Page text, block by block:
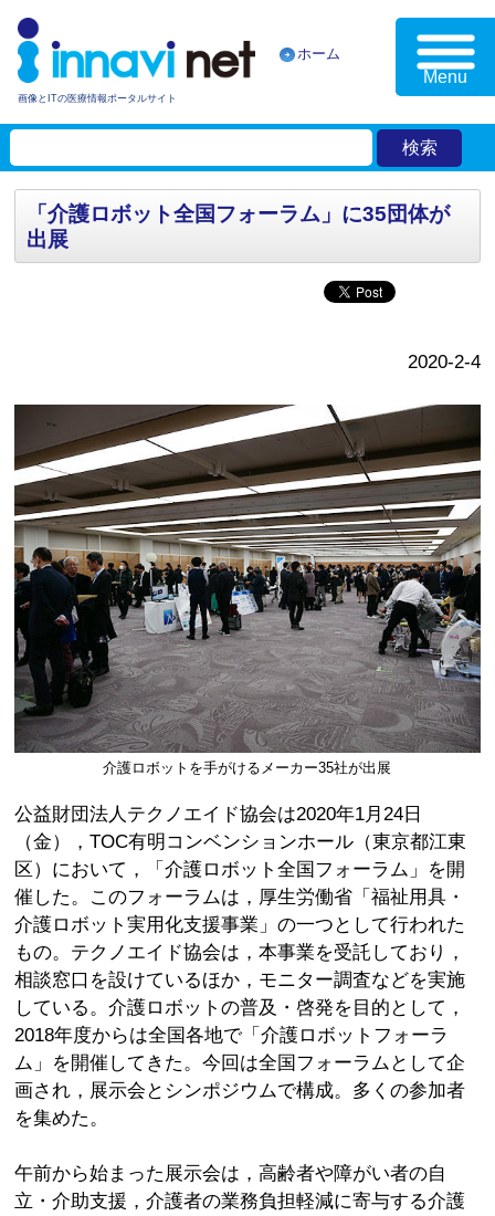
画像とITの医療情報ポータルサイト
ホーム
Menu
「介護ロボット全国フォーラム」に35団体が
出展
2020-2-4
介護ロボットを手がけるメーカー35社が出展
公益財団法人テクノエイド協会は2020年1月24日
（金），TOC有明コンベンションホール（東京都江東
区）において，「介護ロボット全国フォーラム」を開
催した。このフォーラムは，厚生労働省「福祉用具・
介護ロボット実用化支援事業」の一つとして行われた
もの。テクノエイド協会は，本事業を受託しており，
相談窓口を設けているほか，モニター調査などを実施
している。介護ロボットの普及・啓発を目的として，
2018年度からは全国各地で「介護ロボットフォーラ
ム」を開催してきた。今回は全国フォーラムとして企
画され，展示会とシンポジウムで構成。多くの参加者
を集めた。
午前から始まった展示会は，高齢者や障がい者の自
立・介助支援，介護者の業務負担軽減に寄与する介護